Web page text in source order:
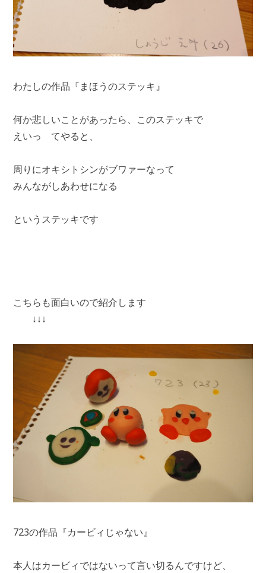
わたしの作品『まほうのステッキ』
何か悲しいことがあったら、このステッキで
えいっ てやると、
周りにオキシトシンがブワァーなって
みんながしあわせになる
というステッキです
こちらも面白いので紹介します
↓↓↓
723の作品『カービィじゃない』
本人はカービィではないって言い切るんですけど、